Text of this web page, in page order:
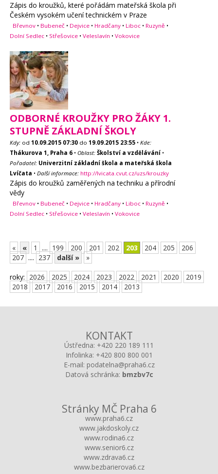
Zápis do kroužků, které pořádám mateřská škola při
Českém vysokém učení technickém v Praze
Břevnov • Bubeneč • Dejvice • Hradčany • Liboc • Ruzyně •
Dolní Sedlec • Střešovice • Veleslavín • Vokovice
ODBORNÉ KROUŽKY PRO ŽÁKY 1.
STUPNĚ ZÁKLADNÍ ŠKOLY
Kdy: od 10.09.2015 07:30 do 19.09.2015 23:55 • Kde:
Thákurova 1, Praha 6 • Oblast: Školství a vzdělávání •
Pořadatel: Univerzitní základní škola a mateřská škola
Lvíčata • Další informace: http://lvicata.cvut.cz/uzs/krouzky
Zápis do kroužků zaměřených na techniku a přírodní
vědy
Břevnov • Bubeneč • Dejvice • Hradčany • Liboc • Ruzyně •
Dolní Sedlec • Střešovice • Veleslavín • Vokovice
« « 1 .... 199 200 201 202 203 204 205
206
207 .... 237 další » »
roky: 2026 2025 2024 2023 2022 2021 2020
2019
2018
2017 2016 2015 2014 2013
KONTAKT
Ústředna: +420 220 189 111
Infolinka: +420 800 800 001
E-mail: podatelna@praha6.cz
Datová schránka: bmzbv7c
Stránky MČ Praha 6
www.praha6.cz
www.jakdoskoly.cz
www.rodina6.cz
www.senior6.cz
www.zdrava6.cz
www.bezbarierova6.cz